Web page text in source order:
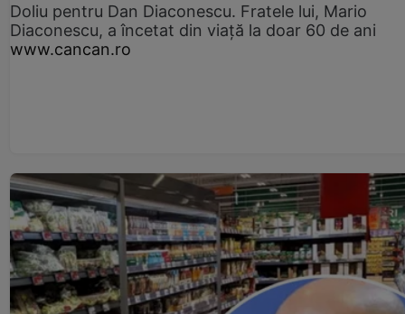
Doliu pentru Dan Diaconescu. Fratele lui, Mario
Diaconescu, a încetat din viață la doar 60 de ani
www.cancan.ro